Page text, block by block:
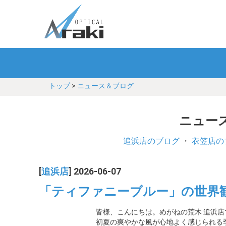
トップ> ニュース＆ブログ
ニュー
追浜店のブログ ・ 衣笠店の
追浜店 ] 2026-06-07
「ティファニーブルー」の世界
皆様、こんにちは。めがねの荒木 追浜
初夏の爽やかな風が心地よく感じられ